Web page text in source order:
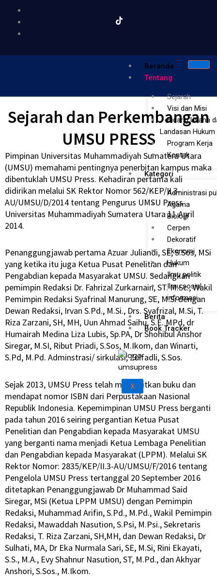
Beranda
Tentang
Sejarah
Visi dan Misi
Bidang Usaha
Landasan Hukum
Program Kerja
Kontak
Kategori
Administrasi
Agama
Biologi
Cerpen
Dekoratif
Ekonomi
Hukum
Ilmu politik
Ilmu sosial
informasi
Berita
Book Tracker
X
Sejarah dan Perkembangan
UMSU PRESS
Pimpinan Universitas Muhammadiyah Sumatera Utara
(UMSU) memahami pentingnya penerbitan kampus maka
dibentuklah UMSU Press. Kehadiran pertama kali
didirikan melalui SK Rektor Nomor 562/KEP/II.3-
AU/UMSU/D/2014 tentang Pengurus UMSU Press
Universitas Muhammadiyah Sumatera Utara 11 April
2014.
Penanggungjawab pertama Azuar Juliandi, SE, S.Sos, MSi
yang ketika itu juga Ketua Pusat Penelitian dan
Pengabdian kepada Masyarakat UMSU. Sedangkan
pemimpin Redaksi Dr. Fahrizal Zurkarnain, ST. M.Sc., Wakil
Pemimpin Redaksi Syafrinal Manurung, SE, M.Si dengan
Dewan Redaksi, Irvan S.Pd., M.Si., Drs. Syafrizal, M.Si, T.
Riza Zarzani, SH, MH, Uun Ahmad Saihu, S.E. MPd, dr
Humairah Medina Liza Lubis, Sp.PA, Dr Shohibul Anshor
Siregar, M.SI, Ribut Priadi, S.Sos, M.Ikom, dan Winarti,
S.Pd, M.Pd. Adminstrasi/ sirkulasi, Zulfadli, S.Sos.
Sejak 2013, UMSU Press telah menerbitkan buku dan
mendapat nomor ISBN dari Perpustakaan Nasional
Republik Indonesia. Kepemimpinan UMSU Press berganti
pada tahun 2016 seiring pergantian Ketua Pusat
Penelitian dan Pengabdian kepada Masyarakat UMSU
yang berganti nama menjadi Ketua Lembaga Penelitian
dan Pengabdian kepada Masyarakat (LPPM). Melalui SK
Rektor Nomor: 2835/KEP/II.3-AU/UMSU/F/2016 tentang
Pengelola UMSU Press tertanggal 20 September 2016
ditetapkan Penanggungjawab Dr Muhammad Said
Siregar, MSi (Ketua LPPM UMSU) dengan Pemimpin
Redaksi, Muhammad Arifin, S.Pd., M.Pd., Wakil Pemimpin
Redaksi, Mawaddah Nasution, S.Psi, M.Psi., Sekretaris
Redaksi, T. Riza Zarzani, SH,MH, dan Dewan Redaksi, Dr
Sulhati, MA, Dr Eka Nurmala Sari, SE, M.Si, Rini Ekayati,
S.S., M.A., Evy Shahnur Nasution, ST, M.Pd., dan Akhyar
Anshori, S.Sos., M.Ikom.